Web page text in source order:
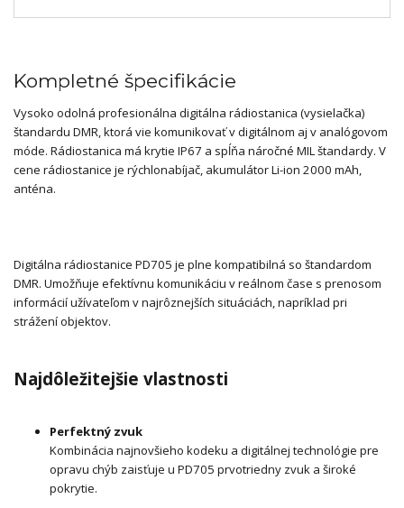
Kompletné špecifikácie
Vysoko odolná profesionálna digitálna rádiostanica (vysielačka)
štandardu DMR, ktorá vie komunikovať v digitálnom aj v analógovom
móde. Rádiostanica má krytie IP67 a spĺňa náročné MIL štandardy. V
cene rádiostanice je rýchlonabíjač, akumulátor Li-ion 2000 mAh,
anténa.
Digitálna rádiostanice PD705 je plne kompatibilná so štandardom
DMR. Umožňuje efektívnu komunikáciu v reálnom čase s prenosom
informácií užívateľom v najrôznejších situáciách, napríklad pri
strážení objektov.
Najdôležitejšie vlastnosti
Perfektný zvuk
Kombinácia najnovšieho kodeku a digitálnej technológie pre
opravu chýb zaisťuje u PD705 prvotriedny zvuk a široké
pokrytie.